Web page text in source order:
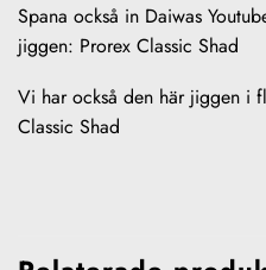
Spana också in Daiwas
jiggen: Prorex Classic Shad
Vi har också den här jiggen i
Classic Shad